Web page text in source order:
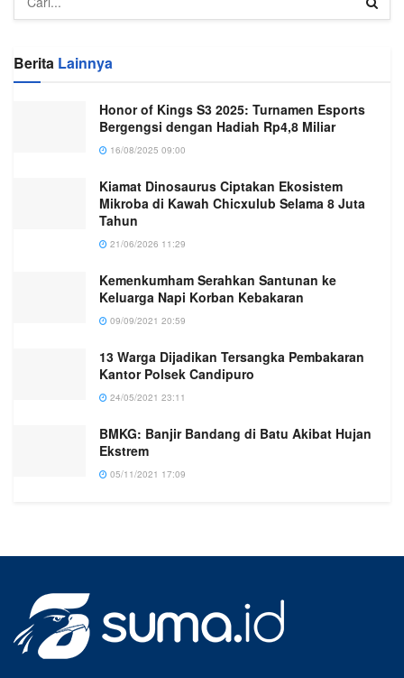
Berita Lainnya
Honor of Kings S3 2025: Turnamen Esports
Bergengsi dengan Hadiah Rp4,8 Miliar
16/08/2025 09:00
Kiamat Dinosaurus Ciptakan Ekosistem
Mikroba di Kawah Chicxulub Selama 8 Juta
Tahun
21/06/2026 11:29
Kemenkumham Serahkan Santunan ke
Keluarga Napi Korban Kebakaran
09/09/2021 20:59
13 Warga Dijadikan Tersangka Pembakaran
Kantor Polsek Candipuro
24/05/2021 23:11
BMKG: Banjir Bandang di Batu Akibat Hujan
Ekstrem
05/11/2021 17:09